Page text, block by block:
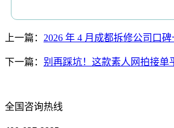
上一篇： 2026 年 4 月成都拆修公司口
下一篇： 别再踩坑！这款素人网拍接单
全国咨询热线